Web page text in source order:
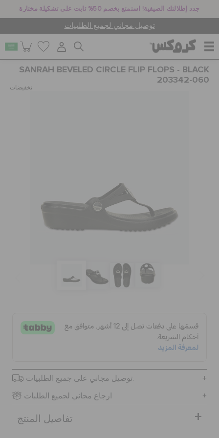
جدد إطلالتك الصيفية! استمتع بخصم 50% ثابت على تشكيلة مختارة
توصيل مجاني لجميع الطلبيات
للنساء
كروكس لمكان العمل
تسجيل الدخول / اشتراك
تحديد موقع المتجر
SANRAH BEVELED CIRCLE FLIP FLOPS - BLACK
203342-060
تخفيضات
توصيل مجاني على جميع الطلبيات.
ارجاع مجاني لجميع الطلبات
تفاصيل المنتج